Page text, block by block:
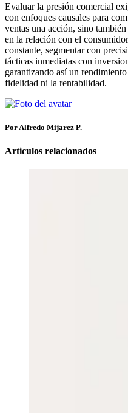
Evaluar la presión comercial
con enfoques causales para
ventas una acción, sino
en la relación con el
constante, segmentar con
tácticas inmediatas con
garantizando así un
fidelidad ni la rentabilidad.
Por Alfredo Mijarez P.
Articulos relacionados